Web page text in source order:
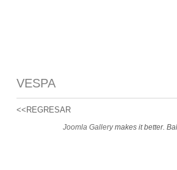
VESPA
<<REGRESAR
Joomla Gallerymakes it better.